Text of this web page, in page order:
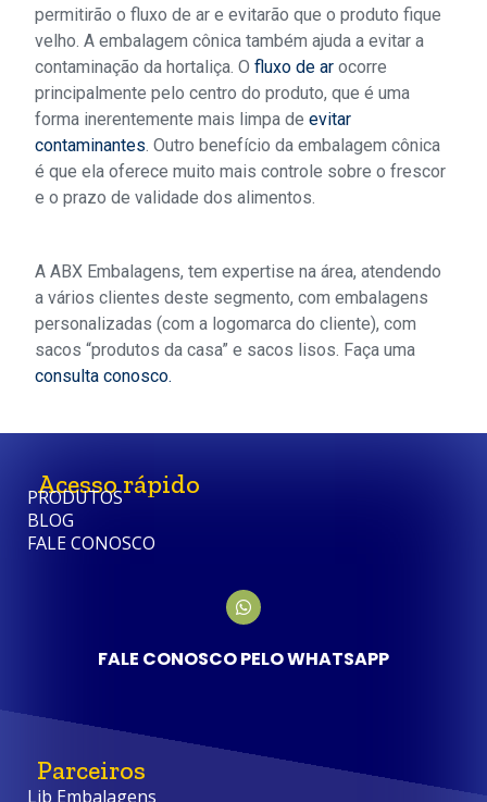
permitirão o fluxo de ar e evitarão que o produto fique
velho. A embalagem cônica também ajuda a evitar a
contaminação da hortaliça. Ofluxo de ar ocorre
principalmente pelo centro do produto, que é uma
forma inerentemente mais limpa deevitar
contaminantes. Outro benefício da embalagem cônica
é que ela oferece muito mais controle sobre o frescor
e o prazo de validade dos alimentos.
A ABX Embalagens, tem expertise na área, atendendo
a vários clientes deste segmento, com embalagens
personalizadas (com a logomarca do cliente), com
sacos “produtos da casa” e sacos lisos. Faça uma
consulta conosco.
Acesso rápido
PRODUTOS
BLOG
FALE CONOSCO
FALE CONOSCO PELO WHATSAPP
Parceiros
Lib Embalagens